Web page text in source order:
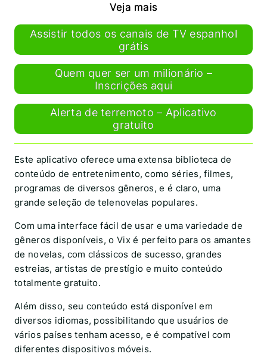
Veja mais
Assistir todos os canais de TV espanhol
grátis
Quem quer ser um milionário –
Inscrições aqui
Alerta de terremoto – Aplicativo
gratuito
Este aplicativo oferece uma extensa biblioteca de
conteúdo de entretenimento, como séries, filmes,
programas de diversos gêneros, e é claro, uma
grande seleção de telenovelas populares.
Com uma interface fácil de usar e uma variedade de
gêneros disponíveis, o Vix é perfeito para os amantes
de novelas, com clássicos de sucesso, grandes
estreias, artistas de prestígio e muito conteúdo
totalmente gratuito.
Além disso, seu conteúdo está disponível em
diversos idiomas, possibilitando que usuários de
vários países tenham acesso, e é compatível com
diferentes dispositivos móveis.